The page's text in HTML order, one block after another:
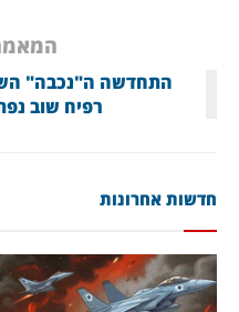
התחדשה ה"נכבה"
רפיח שוב
חדשות אחרונות